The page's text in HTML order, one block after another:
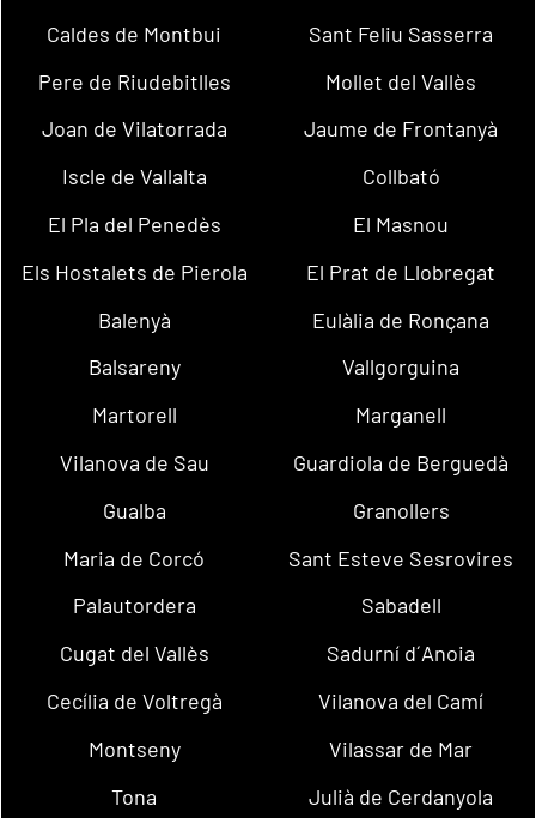
Caldes de Montbui
Sant Feliu Sasserra
Pere de Riudebitlles
Mollet del Vallès
Joan de Vilatorrada
Jaume de Frontanyà
Iscle de Vallalta
Collbató
El Pla del Penedès
El Masnou
Els Hostalets de Pierola
El Prat de Llobregat
Balenyà
Eulàlia de Ronçana
Balsareny
Vallgorguina
Martorell
Marganell
Vilanova de Sau
Guardiola de Berguedà
Gualba
Granollers
Maria de Corcó
Sant Esteve Sesrovires
Palautordera
Sabadell
Cugat del Vallès
Sadurní d´Anoia
Cecília de Voltregà
Vilanova del Camí
Montseny
Vilassar de Mar
Tona
Julià de Cerdanyola